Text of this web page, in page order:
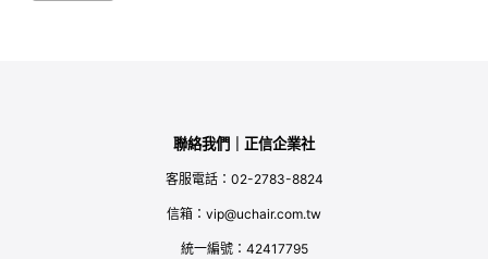
聯絡我們｜正信企業社
客服電話：02-2783-8824
信箱：vip@uchair.com.tw
統一編號：42417795